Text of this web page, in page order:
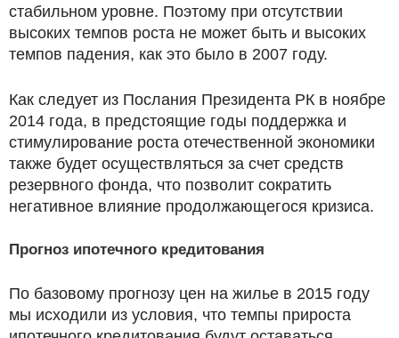
стабильном уровне. Поэтому при отсутствии
высоких темпов роста не может быть и высоких
темпов падения, как это было в 2007 году.
Как следует из Послания Президента РК в ноябре
2014 года, в предстоящие годы поддержка и
стимулирование роста отечественной экономики
также будет осуществляться за счет средств
резервного фонда, что позволит сократить
негативное влияние продолжающегося кризиса.
Прогноз ипотечного кредитования
По базовому прогнозу цен на жилье в 2015 году
мы исходили из условия, что темпы прироста